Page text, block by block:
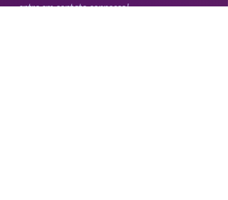
entre em contato connosco!